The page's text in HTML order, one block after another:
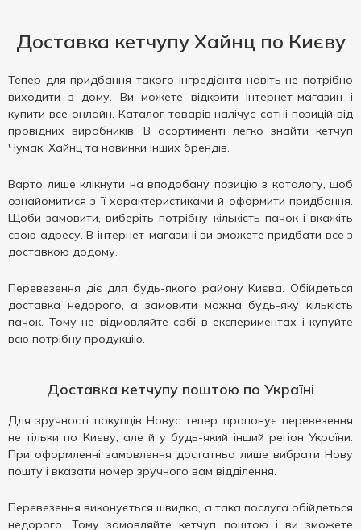
Доставка кетчупу Хайнц по Києву
Тепер для придбання такого інгредієнта навіть не потрібно
виходити з дому. Ви можете відкрити інтернет-магазин і
купити все онлайн. Каталог товарів налічує сотні позицій від
провідних виробників. В асортименті легко знайти кетчуп
Чумак, Хайнц та новинки інших брендів.
Варто лише клікнути на вподобану позицію з каталогу, щоб
ознайомитися з її характеристиками й оформити придбання.
Щоби замовити, виберіть потрібну кількість пачок і вкажіть
свою адресу. В інтернет-магазині ви зможете придбати все з
доставкою додому.
Перевезення діє для будь-якого району Києва. Обійдеться
доставка недорого, а замовити можна будь-яку кількість
пачок. Тому не відмовляйте собі в експериментах і купуйте
всю потрібну продукцію.
Доставка кетчупу поштою по Україні
Для зручності покупців Новус тепер пропонує перевезення
не тільки по Києву, але й у будь-який інший регіон України.
При оформленні замовлення достатньо лише вибрати Нову
пошту і вказати номер зручного вам відділення.
Перевезення виконується швидко, а така послуга обійдеться
недорого. Тому замовляйте кетчуп поштою і ви зможете